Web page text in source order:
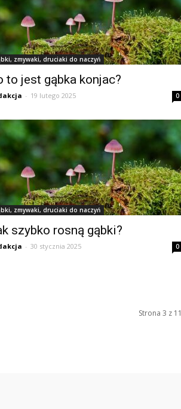
zmywaki, druciaki do naczyń
to jest gąbka konjac?
- 19 lutego 2025 0
zmywaki, druciaki do naczyń
szybko rosną gąbki?
- 30 stycznia 2025 0
Strona 3 z 11